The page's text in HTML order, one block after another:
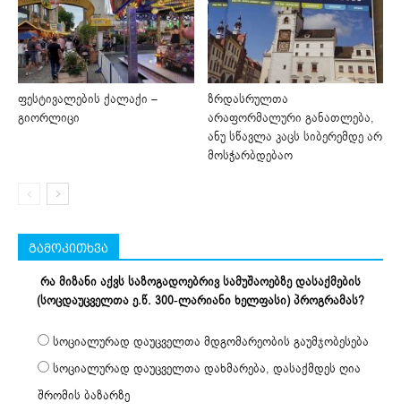
ფესტივალების ქალაქი –
გიორლიცი
ზრდასრულთა
არაფორმალური განათლება,
ანუ სწავლა კაცს სიბერემდე არ
მოსჭარბდებაო
გამოკითხვა
რა მიზანი აქვს საზოგადოებრივ სამუშაოებზე დასაქმების
(სოცდაუცველთა ე.წ. 300-ლარიანი ხელფასი) პროგრამას?
სოციალურად დაუცველთა მდგომარეობის გაუმჯობესება
სოციალურად დაუცველთა დახმარება, დასაქმდეს ღია
შრომის ბაზარზე